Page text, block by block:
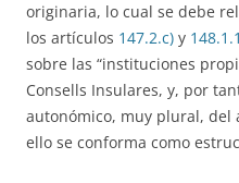
originaria, lo cual se debe
los artículos 147.2.c) y
sobre las “instituciones
Consells Insulares, y, por
autonómico, muy plural, del
ello se conforma como